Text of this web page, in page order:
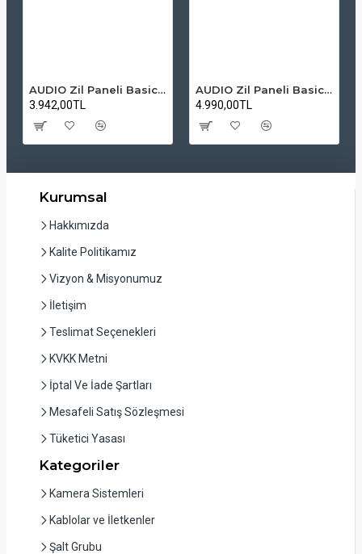
AUDIO Zil Paneli Basic Hpli Çift Buton 14'lü Sesli Apartman Diafon Kapı Paneli
3.942,00TL
AUDIO Zil Paneli Basic Hpli Çift Buton 20'li Sesli Apartman Diafon Kapı Paneli
4.990,00TL
Kurumsal
Hakkımızda
Kalite Politikamız
Vizyon & Misyonumuz
İletişim
Teslimat Seçenekleri
KVKK Metni
İptal Ve İade Şartları
Mesafeli Satış Sözleşmesi
Tüketici Yasası
Kategoriler
Kamera Sistemleri
Kablolar ve İletkenler
Şalt Grubu